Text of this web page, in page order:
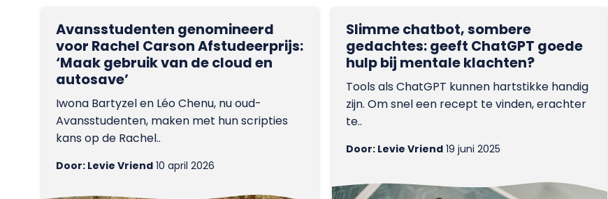
Avansstudenten genomineerd
voor Rachel Carson Afstudeerprijs:
‘Maak gebruik van de cloud en
autosave’
Iwona Bartyzel en Léo Chenu, nu oud-
Avansstudenten, maken met hun scripties
kans op de Rachel..
Door: Levie Vriend 10 april 2026
Slimme chatbot, sombere
gedachtes: geeft ChatGPT goede
hulp bij mentale klachten?
Tools als ChatGPT kunnen hartstikke handig
zijn. Om snel een recept te vinden, erachter
te..
Door: Levie Vriend19 juni 2025